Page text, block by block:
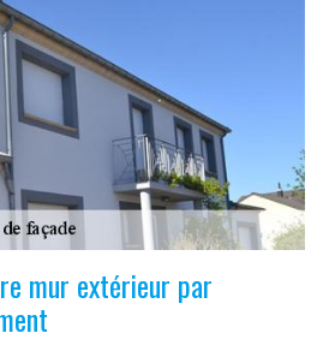
mur extérieur par